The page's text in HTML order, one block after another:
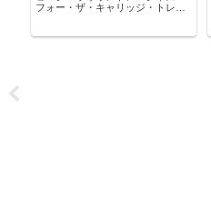
フォー・ザ・キャリッジ・トレー